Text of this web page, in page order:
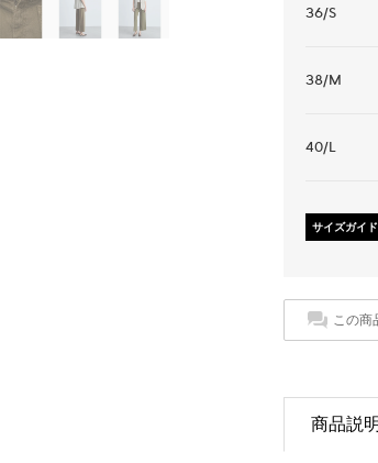
36/S
38/M
40/L
サイズガイド
この商
商品説明